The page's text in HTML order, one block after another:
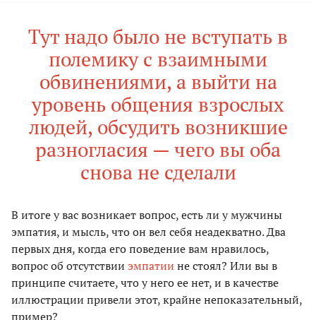
Тут надо было не вступать в
полемику с взаимными
обвинениями, а выйти на
уровень общения взрослых
людей, обсудить возникшие
разногласия — чего вы оба
снова не сделали
В итоге у вас возникает вопрос, есть ли у мужчины
эмпатия, и мысль, что он вел себя неадекватно. Два
первых дня, когда его поведение вам нравилось,
вопрос об отсутствии эмпатии не стоял? Или вы в
принципе считаете, что у него ее нет, и в качестве
иллюстрации привели этот, крайне непоказательный,
пример?